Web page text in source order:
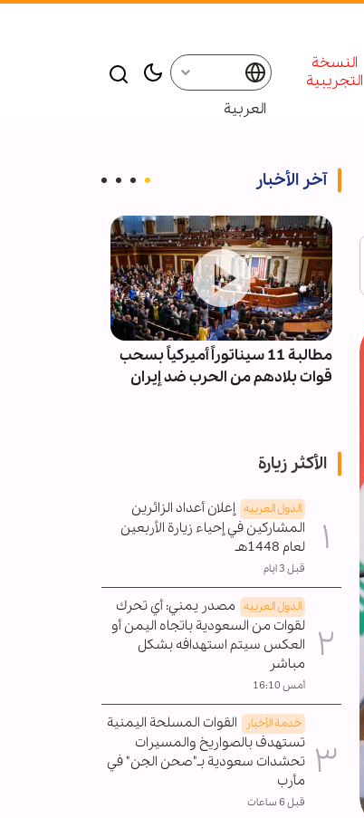
النسخة
التجريبية
العربية
آخر الأخبار
مطالبة 11 سيناتوراً أميركياً بسحب
قوات بلادهم من الحرب ضد إيران
الأكثر زيارة
الدول العربیه إعلان أعداد الزائرين
المشاركين في إحياء زيارة الأربعين
لعام 1448هـ
قبل 3 ايام
الدول العربیه مصدر يمني: أي تحرك
لقوات من السعودية باتجاه اليمن أو
العكس سيتم استهدافه بشكل
مباشر
أمس 16:10
خدمة الأخبار
القوات المسلحة اليمنية
تستهدف بالصواريخ والمسيرات
تحشدات سعودية بـ"صحن الجن" في
مأرب
قبل 6 ساعات